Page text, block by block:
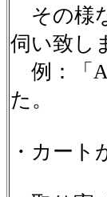
その様
伺い致し
例：「A
た。
・カー